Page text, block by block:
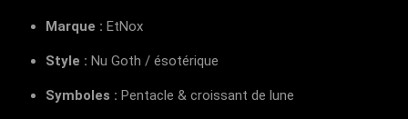
Marque : EtNox
Style : Nu Goth / ésotérique
Symboles : Pentacle & croissant de lune